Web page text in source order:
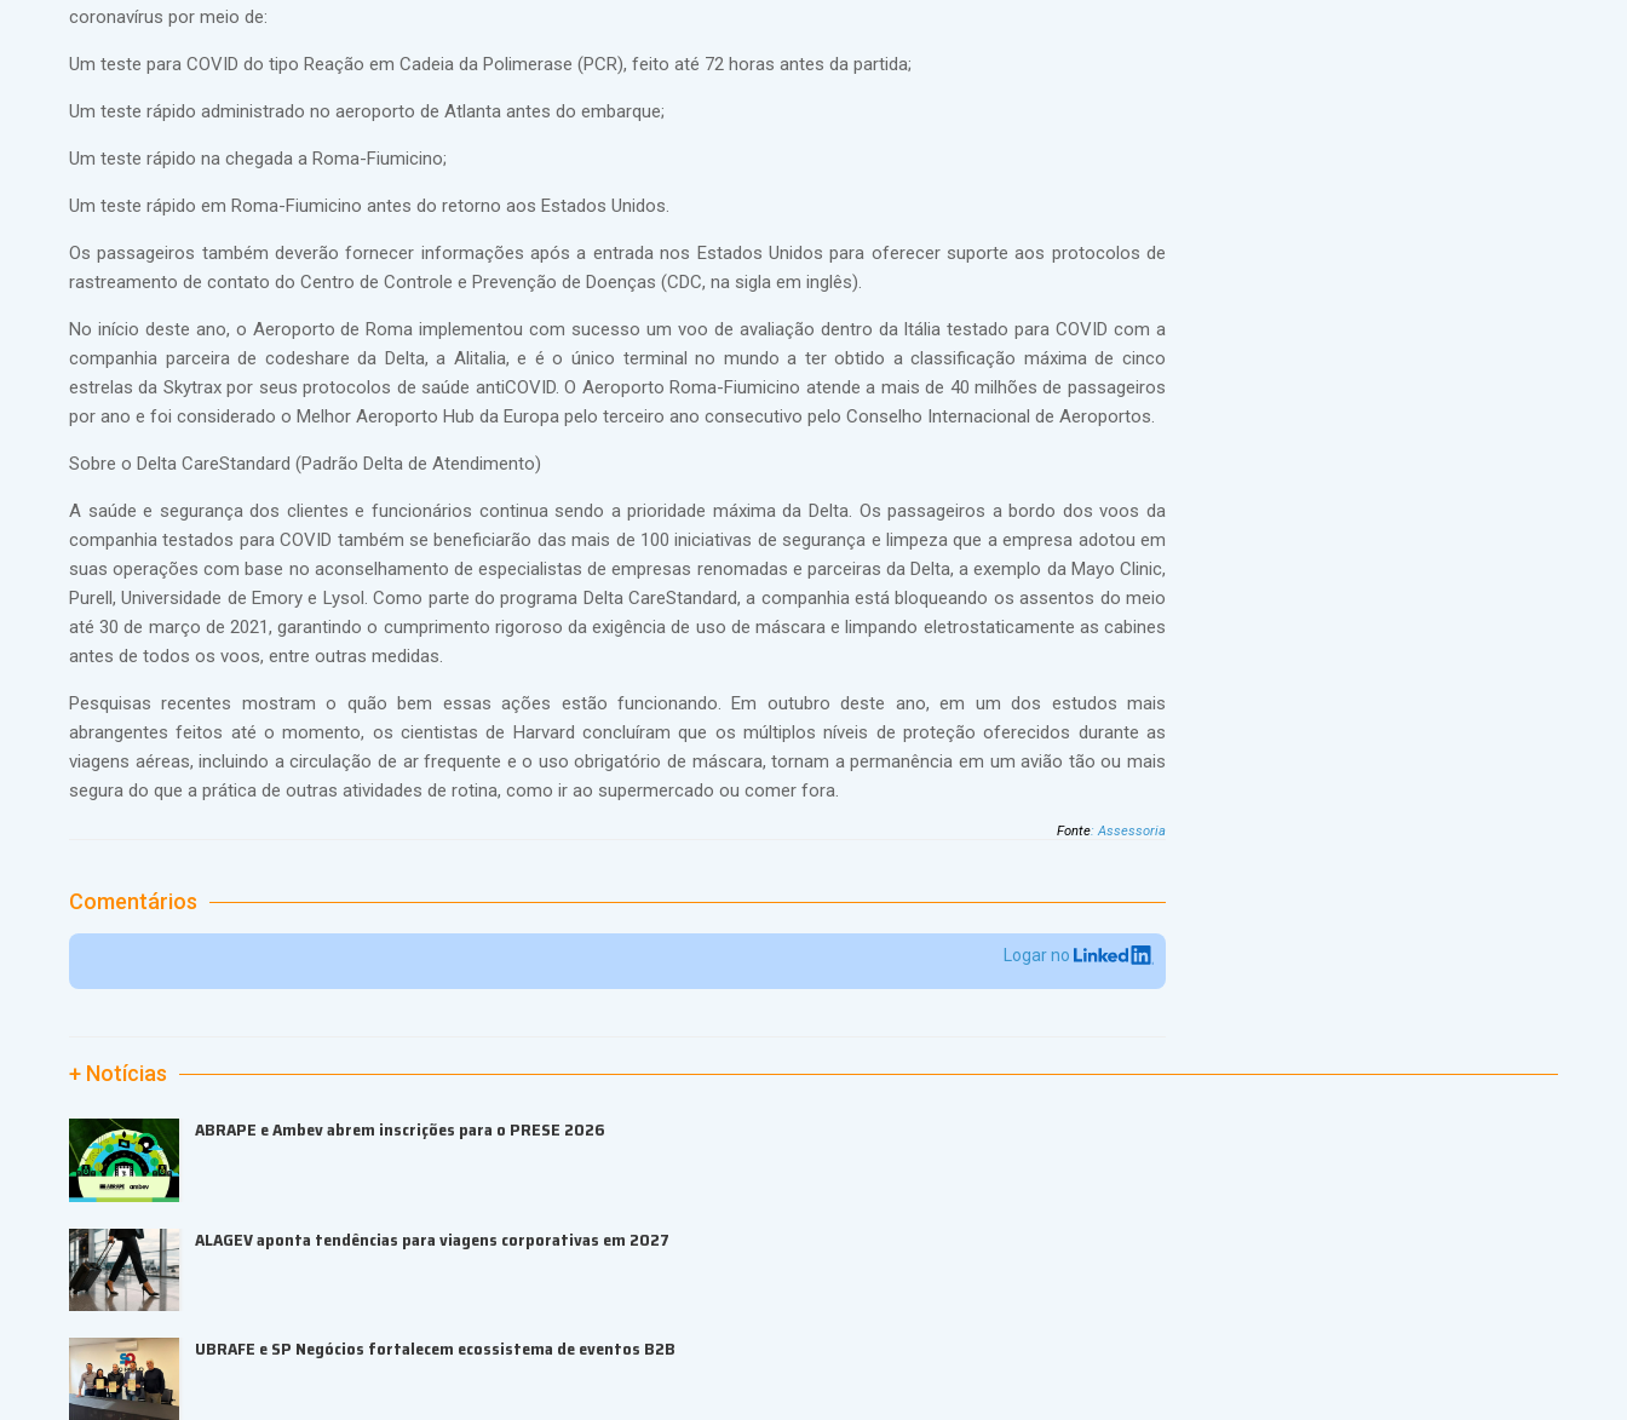
coronavírus por meio de:
Um teste para COVID do tipo Reação em Cadeia da Polimerase (PCR), feito até 72 horas antes da partida;
Um teste rápido administrado no aeroporto de Atlanta antes do embarque;
Um teste rápido na chegada a Roma-Fiumicino;
Um teste rápido em Roma-Fiumicino antes do retorno aos Estados Unidos.
Os passageiros também deverão fornecer informações após a entrada nos Estados Unidos para oferecer suporte aos protocolos de
rastreamento de contato do Centro de Controle e Prevenção de Doenças (CDC, na sigla em inglês).
No início deste ano, o Aeroporto de Roma implementou com sucesso um voo de avaliação dentro da Itália testado para COVID com a
companhia parceira de codeshare da Delta, a Alitalia, e é o único terminal no mundo a ter obtido a classificação máxima de cinco
estrelas da Skytrax por seus protocolos de saúde antiCOVID. O Aeroporto Roma-Fiumicino atende a mais de 40 milhões de passageiros
por ano e foi considerado o Melhor Aeroporto Hub da Europa pelo terceiro ano consecutivo pelo Conselho Internacional de Aeroportos.
Sobre o Delta CareStandard (Padrão Delta de Atendimento)
A saúde e segurança dos clientes e funcionários continua sendo a prioridade máxima da Delta. Os passageiros a bordo dos voos da
companhia testados para COVID também se beneficiarão das mais de 100 iniciativas de segurança e limpeza que a empresa adotou em
suas operações com base no aconselhamento de especialistas de empresas renomadas e parceiras da Delta, a exemplo da Mayo Clinic,
Purell, Universidade de Emory e Lysol. Como parte do programa Delta CareStandard, a companhia está bloqueando os assentos do meio
até 30 de março de 2021, garantindo o cumprimento rigoroso da exigência de uso de máscara e limpando eletrostaticamente as cabines
antes de todos os voos, entre outras medidas.
Pesquisas recentes mostram o quão bem essas ações estão funcionando. Em outubro deste ano, em um dos estudos mais
abrangentes feitos até o momento, os cientistas de Harvard concluíram que os múltiplos níveis de proteção oferecidos durante as
viagens aéreas, incluindo a circulação de ar frequente e o uso obrigatório de máscara, tornam a permanência em um avião tão ou mais
segura do que a prática de outras atividades de rotina, como ir ao supermercado ou comer fora.
Fonte:Assessoria
Comentários
Logar no
+ Notícias
ABRAPE e Ambev abrem inscrições para o PRESE 2026
ALAGEV aponta tendências para viagens corporativas em 2027
UBRAFE e SP Negócios fortalecem ecossistema de eventos B2B